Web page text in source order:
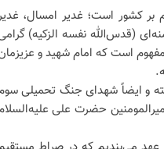
کشور است؛ غدیر امسال،
(قدس‌الله نفسه الزکیه)
است که امام شهید و
شهدای غدیری جنگ 12 روزه‌ی سال گذشته و ایضاً شهدای جنگ تحمیلی
حضرت علی